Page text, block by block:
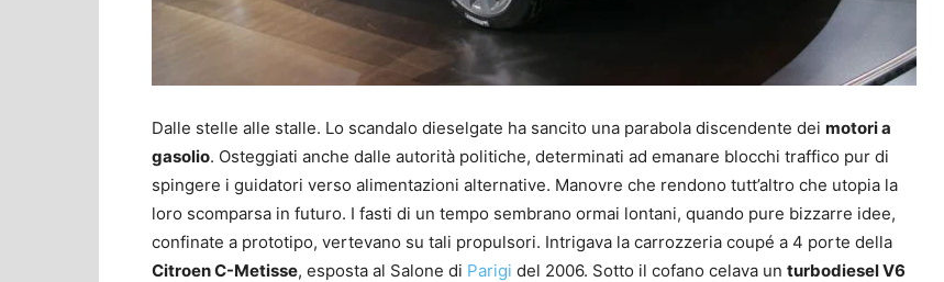
Dalle stelle alle stalle. Lo scandalo dieselgate ha sancito una parabola discendente dei motori a
gasolio. Osteggiati anche dalle autorità politiche, determinati ad emanare blocchi traffico pur di
spingere i guidatori verso alimentazioni alternative. Manovre che rendono tutt’altro che utopia la
loro scomparsa in futuro. I fasti di un tempo sembrano ormai lontani, quando pure bizzarre idee,
confinate a prototipo, vertevano su tali propulsori. Intrigava la carrozzeria coupé a 4 porte della
Citroen C-Metisse, esposta al Salone di Parigi del 2006. Sotto il cofano celava un turbodiesel V6